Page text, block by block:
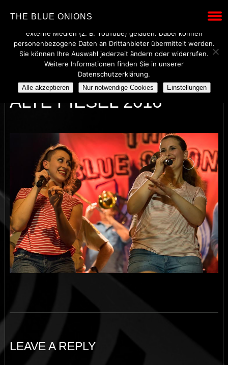
THE BLUE ONIONS
BLUE ONIONS LIVE @
ALTE PIESEL 2016
LEAVE A REPLY
Wir verwenden technisch notwendige Cookies, um den Betrieb
dieser Website sicherzustellen. Mit Ihrer Einwilligung werden
externe Medien (z. B. YouTube) geladen. Dabei können
personenbezogene Daten an Drittanbieter übermittelt werden.
Sie können Ihre Auswahl jederzeit ändern oder widerrufen.
Weitere Informationen finden Sie in unserer
Datenschutzerklärung.
Alle akzeptieren Nur notwendige Cookies Einstellungen